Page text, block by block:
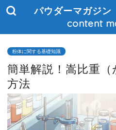
パウダーマガジ
content
粉体に関する基礎知識
簡単解説！嵩比重
方法